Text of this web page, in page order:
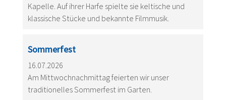
Kapelle. Auf ihrer Harfe spielte sie keltische und
klassische Stücke und bekannte Filmmusik.
Sommerfest
16.07.2026
Am Mittwochnachmittag feierten wir unser
traditionelles Sommerfest im Garten.